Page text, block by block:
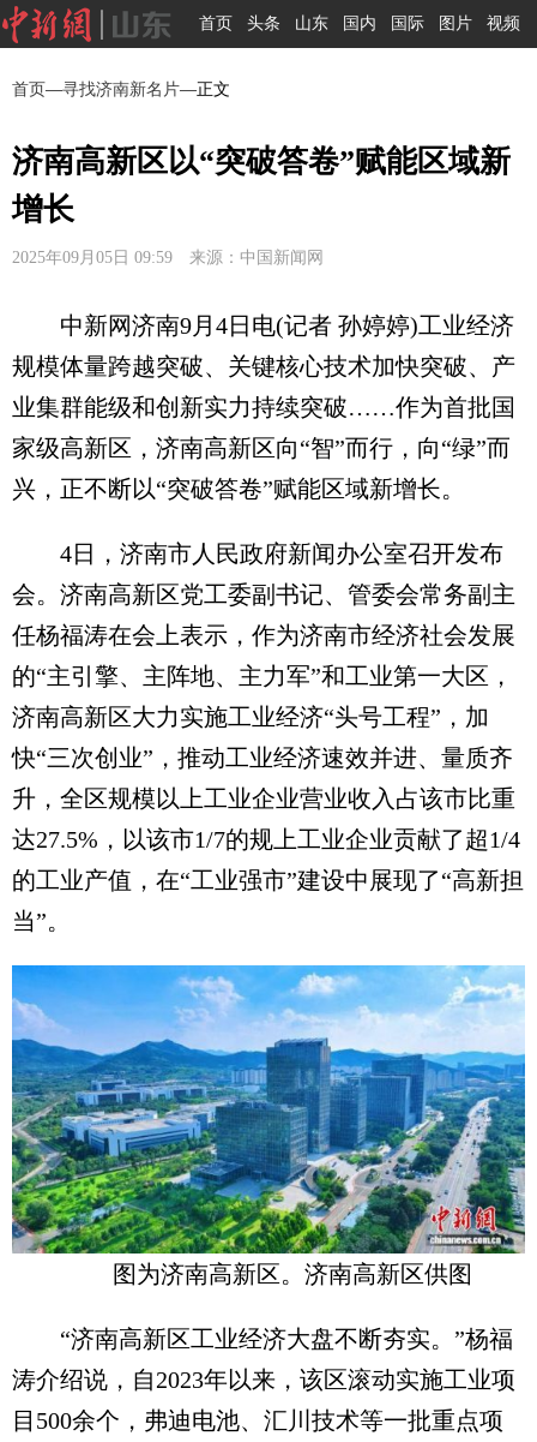
首页 头条 山东 国内 国际 图片 视频
首页—寻找济南新名片—正文
济南高新区以“突破答卷”赋能区域新
增长
2025年09月05日 09:59 来源：中国新闻网
中新网济南9月4日电(记者 孙婷婷)工业经济
规模体量跨越突破、关键核心技术加快突破、产
业集群能级和创新实力持续突破……作为首批国
家级高新区，济南高新区向“智”而行，向“绿”而
兴，正不断以“突破答卷”赋能区域新增长。
4日，济南市人民政府新闻办公室召开发布
会。济南高新区党工委副书记、管委会常务副主
任杨福涛在会上表示，作为济南市经济社会发展
的“主引擎、主阵地、主力军”和工业第一大区，
济南高新区大力实施工业经济“头号工程”，加
快“三次创业”，推动工业经济速效并进、量质齐
升，全区规模以上工业企业营业收入占该市比重
达27.5%，以该市1/7的规上工业企业贡献了超1/4
的工业产值，在“工业强市”建设中展现了“高新担
当”。
图为济南高新区。济南高新区供图
“济南高新区工业经济大盘不断夯实。”杨福
涛介绍说，自2023年以来，该区滚动实施工业项
目500余个，弗迪电池、汇川技术等一批重点项